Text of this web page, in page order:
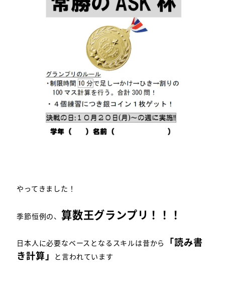
やってきました！
季節恒例の、 算数王グランプリ！！！
日本人に必要なベースとなるスキルは昔から
「読み書
き計算」
と言われています